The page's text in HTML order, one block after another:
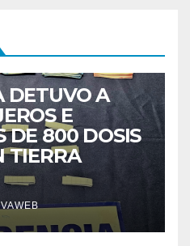
DETUVO A
E
DE 800 DOSIS
TIERRA